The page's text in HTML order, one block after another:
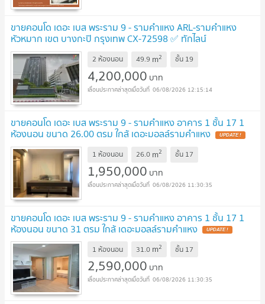
ขายคอนโด เดอะ เบส พระราม 9 - รามคำแหง ARL-รามคำแหง
หัวหมาก เขต บางกะปิ กรุงเทพ CX-72598 ✅ ทักไลน์
@connexproperty ตอบทันที ทีมงานมืออาชีพ ✅
2 ห้องนอน 49.9 m2 ชั้น 19
4,200,000 บาท
06/08/2026 12:15:14
ขายคอนโด เดอะ เบส พระราม 9 - รามคำแหง อาคาร 1 ชั้น 17 1
ห้องนอน ขนาด 26.00 ตรม ใกล้ เดอะมอลล์รามคำแหง UPDATE !
1 ห้องนอน 26.0 m2 ชั้น 17
1,950,000 บาท
06/08/2026 11:30:35
ขายคอนโด เดอะ เบส พระราม 9 - รามคำแหง อาคาร 1 ชั้น 17 1
ห้องนอน ขนาด 31 ตรม ใกล้ เดอะมอลล์รามคำแหง UPDATE !
1 ห้องนอน 31.0 m2 ชั้น 17
2,590,000 บาท
06/08/2026 11:30:35